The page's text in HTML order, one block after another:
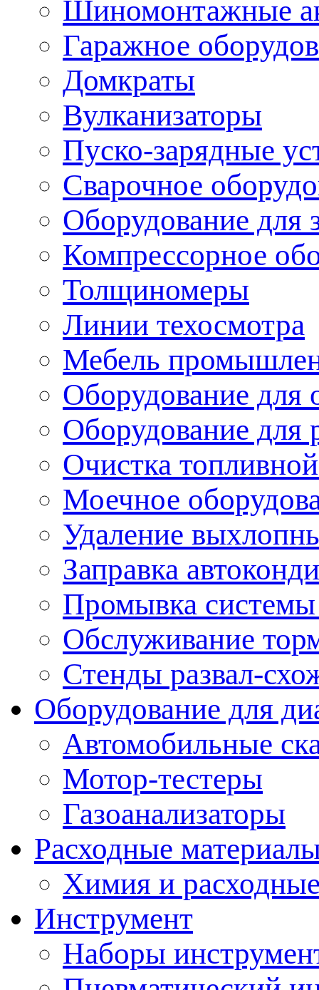
Шиномонтажные
Гаражное
Домкраты
Вулканизаторы
Пуско-зарядные
Сварочное
Оборудование для
Компрессорное
Толщиномеры
Линии техосмотра
Мебель
Оборудование для
Оборудование для
Очистка
Моечное
Удаление
Заправка
Промывка
Обслуживание
Стенды развал-
Оборудование для
Автомобильные
Мотор-тестеры
Газоанализаторы
Расходные
Химия и
Инструмент
Наборы